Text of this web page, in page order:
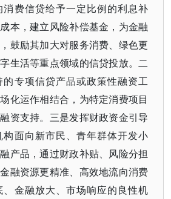
费信贷给予一定比例的利息补
本，建立风险补偿基金，为金融
鼓励其加大对服务消费、绿色更
生活等重点领域的信贷投放。二
专项信贷产品或政策性融资工
化运作相结合，为特定消费项目
资支持。三是发挥财政资金引导
面向新市民、青年群体开发小
产品，通过财政补贴、风险分担
融资源更精准、高效地流向消费
金融放大、市场响应的良性机